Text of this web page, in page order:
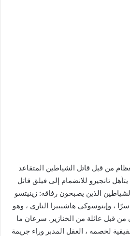
من قبل قاتل الشياطين المتقاعد
تانجيرو للانضمام إلى فيلق قاتل
الذين يصبحون رفاقه: زينيتسو
، وإينوسوكي هاشيبيرا الناري ، وهو
قبل عائلة من الخنازير. سرعان ما
لخصمه ، العقل المدبر وراء جريمة